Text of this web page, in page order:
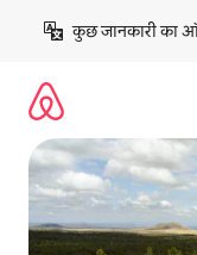
छोड़कर
कॉन्टेंट
कुछ जानकारी का